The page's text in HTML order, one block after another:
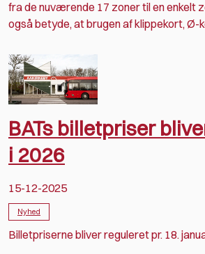
fra de nuværende 17 zoner til en enkelt
også betyde, at brugen af klippekort, Ø-
BATs billetpriser
i 2026
15-12-2025
Nyhed
Billetpriserne bliver reguleret pr. 18.